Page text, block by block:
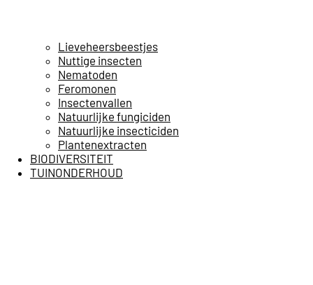
Lieveheersbeestjes
Nuttige insecten
Nematoden
Feromonen
Insectenvallen
Natuurlijke fungiciden
Natuurlijke insecticiden
Plantenextracten
BIODIVERSITEIT
TUINONDERHOUD